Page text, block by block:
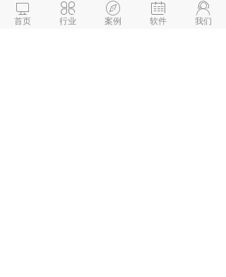

首页

行业

案例

软件

我们